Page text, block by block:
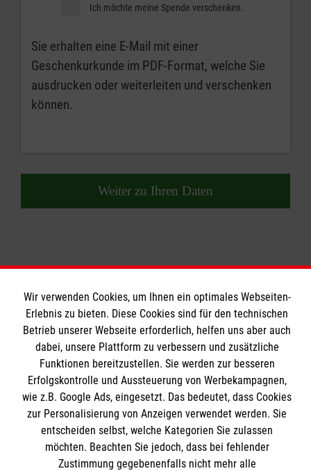
Ich möchte meine Spende verschenken.
Sie erhalten eine E-Mail mit einer
Geschenkurkunde im PDF-Format, welche Sie
ausdrucken oder weiterleiten und verschenken
können.
Weiter zu Ihren Daten
Wir Malteser
Wir Malteser
Spenden & Helfen
Angebote & Leistungen
Kursangebote
Mitarbeiten & Aktiv werden
Informationen
Kontakt
Presse und Medien
Wir verwenden Cookies, um Ihnen ein optimales Webseiten-
Erlebnis zu bieten. Diese Cookies sind für den technischen
Betrieb unserer Webseite erforderlich, helfen uns aber auch
dabei, unsere Plattform zu verbessern und zusätzliche
Funktionen bereitzustellen. Sie werden zur besseren
Erfolgskontrolle und Aussteuerung von Werbekampagnen,
wie z.B. Google Ads, eingesetzt. Das bedeutet, dass Cookies
zur Personalisierung von Anzeigen verwendet werden. Sie
entscheiden selbst, welche Kategorien Sie zulassen
möchten. Beachten Sie jedoch, dass bei fehlender
Zustimmung gegebenenfalls nicht mehr alle